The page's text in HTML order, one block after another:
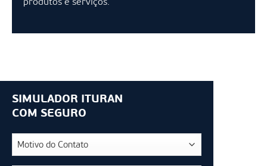
produtos e serviços.
SIMULADOR ITURAN
COM SEGURO